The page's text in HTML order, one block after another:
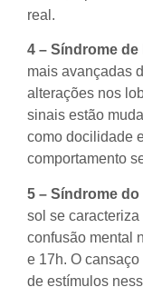
real.
4 – Síndrome
mais avançadas
alterações nos
sinais estão
como docilidade
comportamento
5 – Síndrome
sol se
confusão mental
e 17h. O
de estímulos